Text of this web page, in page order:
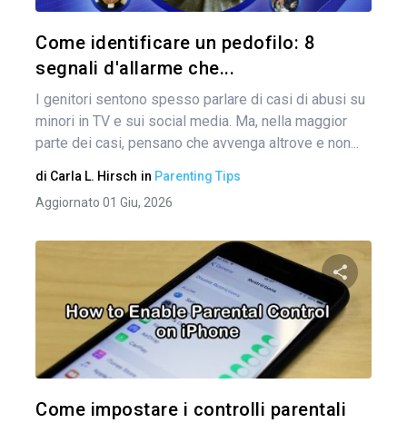
Come identificare un pedofilo: 8
segnali d'allarme che...
I genitori sentono spesso parlare di casi di abusi su
minori in TV e sui social media. Ma, nella maggior
parte dei casi, pensano che avvenga altrove e non...
di Carla L. Hirsch in Parenting Tips
Aggiornato 01 Giu, 2026
Condividi
Come impostare i controlli parentali